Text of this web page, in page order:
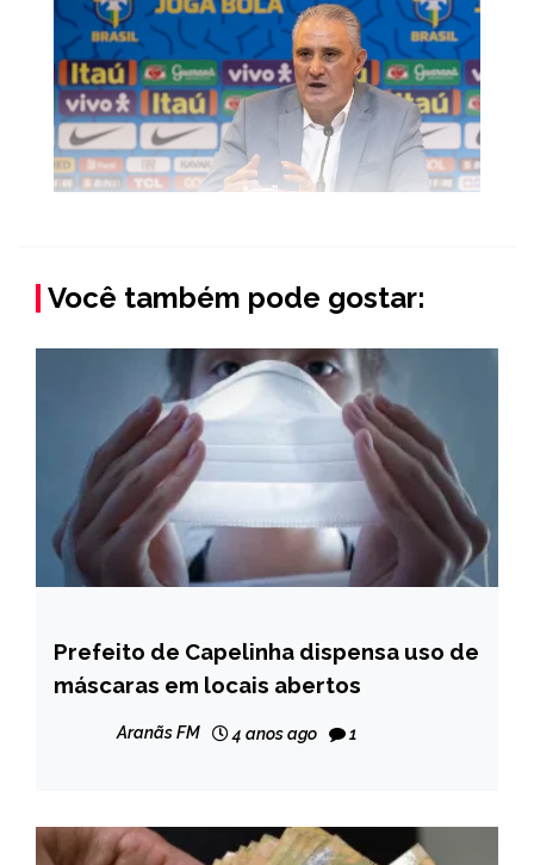
Você também pode gostar:
CAPELINHA
MINAS
Prefeito de Capelinha dispensa uso de
máscaras em locais abertos
Aranãs FM 4 anos ago 1